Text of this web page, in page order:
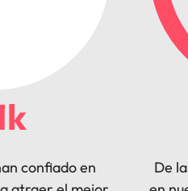
confiado en
De